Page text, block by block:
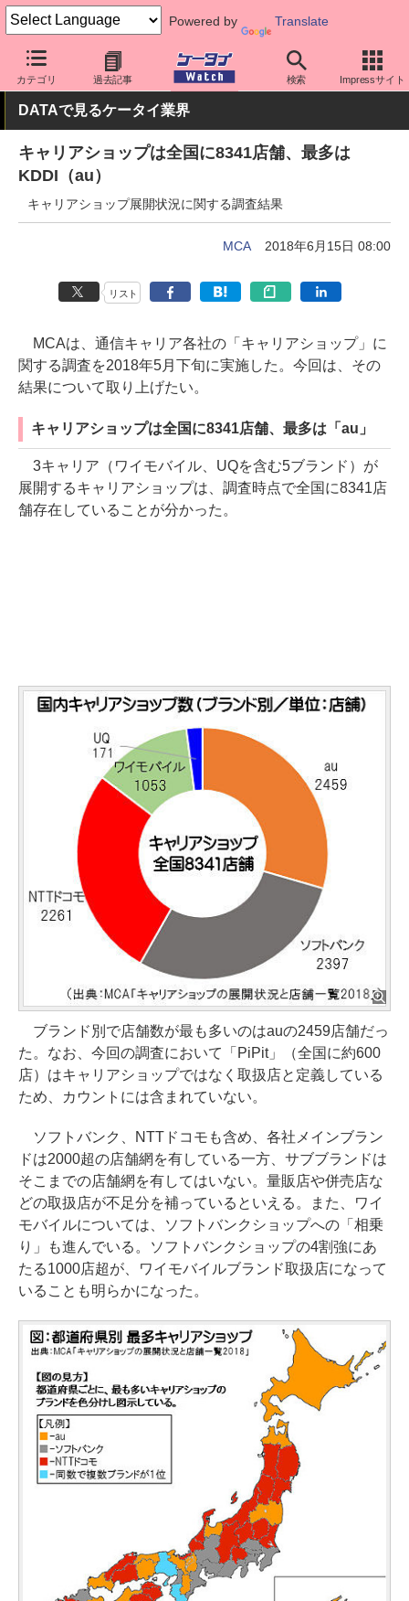
Powered by Translate
カテゴリ 過去記事 検索 Impressサイト
ケータイ Watch 業界動向 調査
DATAで見るケータイ業界
キャリアショップは全国に8341店舗、最多は
KDDI（au）
キャリアショップ展開状況に関する調査結果
MCA 2018年6月15日 08:00
リスト
MCAは、通信キャリア各社の「キャリアショップ」に
関する調査を2018年5月下旬に実施した。今回は、その
結果について取り上げたい。
キャリアショップは全国に8341店舗、最多は「au」
3キャリア（ワイモバイル、UQを含む5ブランド）が
展開するキャリアショップは、調査時点で全国に8341店
舗存在していることが分かった。
ブランド別で店舗数が最も多いのはauの2459店舗だっ
た。なお、今回の調査において「PiPit」（全国に約600
店）はキャリアショップではなく取扱店と定義している
ため、カウントには含まれていない。
ソフトバンク、NTTドコモも含め、各社メインブラン
ドは2000超の店舗網を有している一方、サブブランドは
そこまでの店舗網を有してはいない。量販店や併売店な
どの取扱店が不足分を補っているといえる。また、ワイ
モバイルについては、ソフトバンクショップへの「相乗
り」も進んでいる。ソフトバンクショップの4割強にあ
たる1000店超が、ワイモバイルブランド取扱店になって
いることも明らかになった。